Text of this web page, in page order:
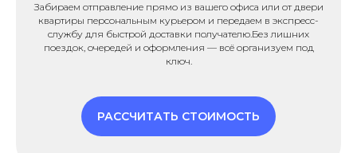
Забираем отправление прямо из вашего офиса или от двери
квартиры персональным курьером и передаем в экспресс-
службу для быстрой доставки получателю.Без лишних
поездок, очередей и оформления — всё организуем под
ключ.
РАССЧИТАТЬ СТОИМОСТЬ